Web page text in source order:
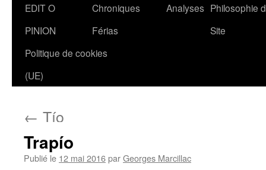
Aller
contenu
EDIT O
PINION
Chroniques
Férias
Analyses Philosophie
Site
Politique de cookies
(UE)
← Tío
Trapío
Publié le 12 mai 2016parGeorges Marcillac